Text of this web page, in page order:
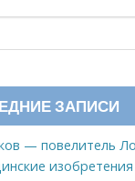
ЗАПИСИ
— повелитель